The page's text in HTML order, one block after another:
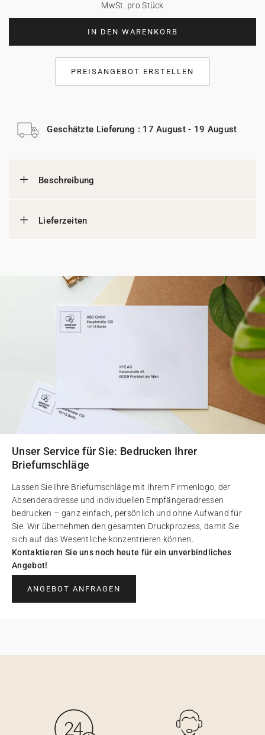
IN DEN WARENKORB
MwSt. pro Stück
PREISANGEBOT ERSTELLEN
Geschätzte Lieferung : 17 August - 19 August
Beschreibung
Lieferzeiten
Unser Service für Sie: Bedrucken Ihrer
Briefumschläge
Lassen Sie Ihre Briefumschläge mit Ihrem Firmenlogo, der
Absenderadresse und individuellen Empfängeradressen
bedrucken – ganz einfach, persönlich und ohne Aufwand für
Sie. Wir übernehmen den gesamten Druckprozess, damit Sie
sich auf das Wesentliche konzentrieren können.
Kontaktieren Sie uns noch heute für ein unverbindliches
Angebot!
ANGEBOT ANFRAGEN